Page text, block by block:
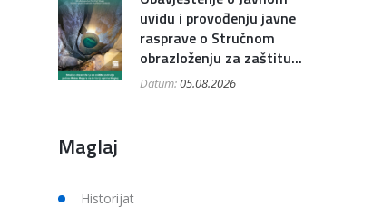
uvidu i provođenju javne
rasprave o Stručnom
obrazloženju za zaštitu...
Datum:05.08.2026
Maglaj
Historijat